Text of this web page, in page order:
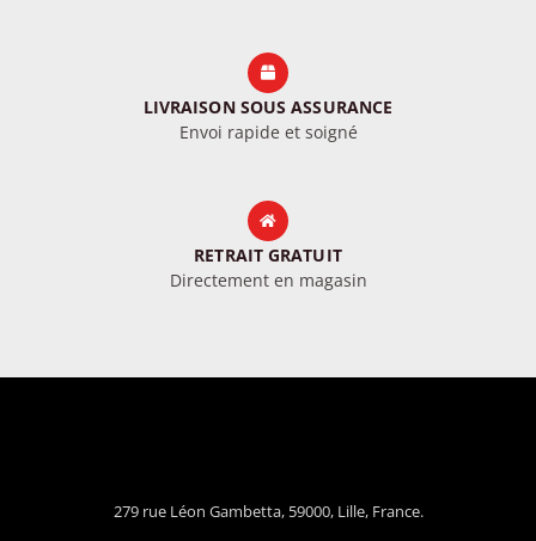
LIVRAISON SOUS ASSURANCE
Envoi rapide et soigné
RETRAIT GRATUIT
Directement en magasin
279 rue Léon Gambetta, 59000, Lille, France.